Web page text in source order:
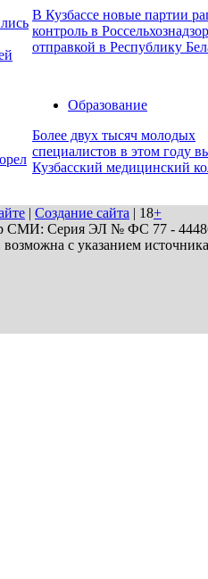
В Кузбассе новые партии
контроль в
отправкой в Республику
Образование
Более двух тысяч молодых
специалистов в этом году
Кузбасский медицинский
| Создание сайта | 18+
СМИ: Серия ЭЛ № ФС 77 - 44486
с указанием